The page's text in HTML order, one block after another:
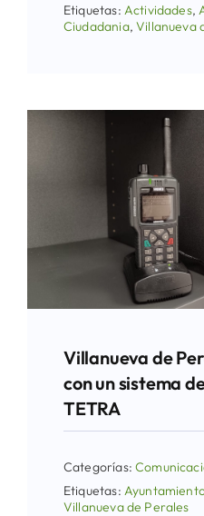
Etiquetas: Actividades,
Ciudadania,Villanueva
Villanueva de
con un sistema
TETRA
Categorías:
Etiquetas:
Villanueva de Perales